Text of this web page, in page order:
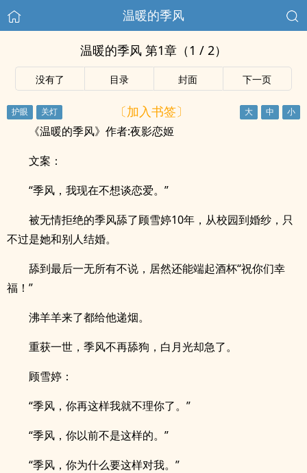
温暖的季风
温暖的季风 第1章（1 / 2）
没有了 目录 封面 下一页
〔加入书签〕
《温暖的季风》作者:夜影恋姬
文案：
“季风，我现在不想谈恋爱。”
被无情拒绝的季风舔了顾雪婷10年，从校园到婚纱，只
不过是她和别人结婚。
舔到最后一无所有不说，居然还能端起酒杯“祝你们幸
福！”
沸羊羊来了都给他递烟。
重获一世，季风不再舔狗，白月光却急了。
顾雪婷：
“季风，你再这样我就不理你了。”
“季风，你以前不是这样的。”
“季风，你为什么要这样对我。”